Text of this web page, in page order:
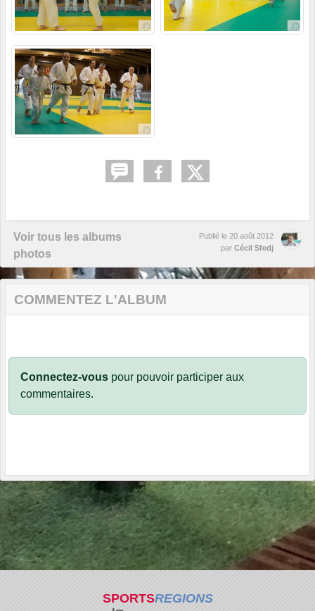
Voir tous les albums
photos
Publié le 20 août 2012
par Cécil Sfedj
COMMENTEZ L'ALBUM
Connectez-vous pour pouvoir participer aux
commentaires.
SPORTSREGIONS